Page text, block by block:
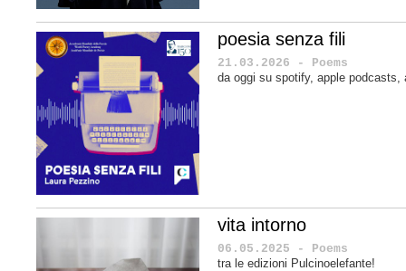
poesia senza fili
21.03.2026 - Poems
da oggi su spotify, apple
vita intorno
06.05.2025 - Poems
tra le edizioni Pulcinoelefante!